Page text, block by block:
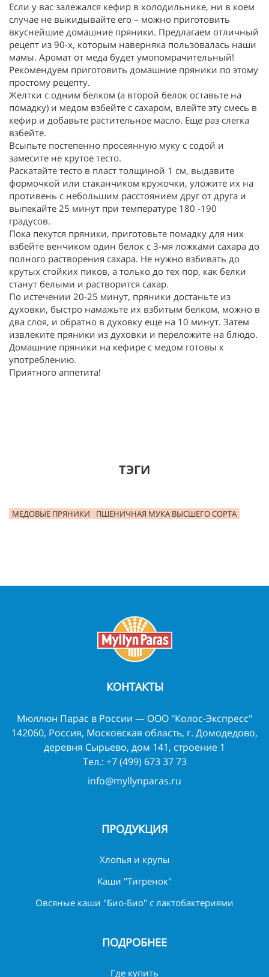
Если у вас залежался кефир в холодильнике, ни в коем
случае не выкидывайте его – можно приготовить
вкуснейшие домашние пряники. Предлагаем отличный
рецепт из 90-х, которым наверняка пользовалась наши
мамы. Аромат от меда будет умопомрачительный!
Рекомендуем приготовить домашние пряники по этому
простому рецепту.
Желтки с одним белком (а второй белок оставьте на
помадку) и медом взбейте с сахаром, влейте эту смесь в
кефир и добавьте растительное масло. Еще раз слегка
взбейте.
Всыпьте постепенно просеянную муку с содой и
замесите не крутое тесто.
Раскатайте тесто в пласт толщиной 1 см, выдавите
формочкой или стаканчиком кружочки, уложите их на
противень с небольшим расстоянием друг от друга и
выпекайте 25 минут при температуре 180 -190
градусов.
Пока пекутся пряники, приготовьте помадку для них
взбейте венчиком один белок с 3-мя ложками сахара до
полного растворения сахара. Не нужно взбивать до
крутых стойких пиков, а только до тех пор, как белки
станут белыми и растворится сахар.
По истечении 20-25 минут, пряники достаньте из
духовки, быстро намажьте их взбитым белком, можно в
два слоя, и обратно в духовку еще на 10 минут. Затем
извлеките пряники из духовки и переложите на блюдо.
Домашние пряники на кефире с медом готовы к
употреблению.
Приятного аппетита!
ТЭГИ
МЕДОВЫЕ ПРЯНИКИ ПШЕНИЧНАЯ МУКА ВЫСШЕГО СОРТА
КОНТАКТЫ
Мюллюн Парас в России — ООО "Колос-Экспресс"
142060, Россия, Московская область, г. Домодедово,
деревня Сырьево, дом 141, строение 1
Тел.: +7 (499) 673 37 73
info@myllynparas.ru
ПРОДУКЦИЯ
Хлопья и крупы
Каши "Тигренок"
Овсяные каши "Био-Био" с лактобактериями
ПОДРОБНЕЕ
Где купить